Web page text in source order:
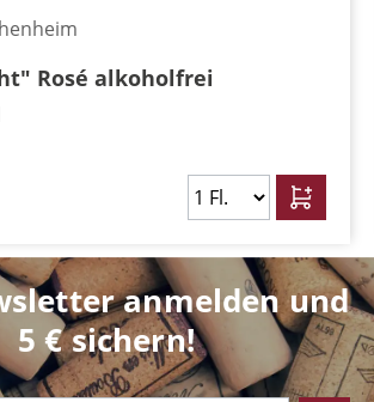
Rosé alkoholfrei
anmelden und
5 € sichern!